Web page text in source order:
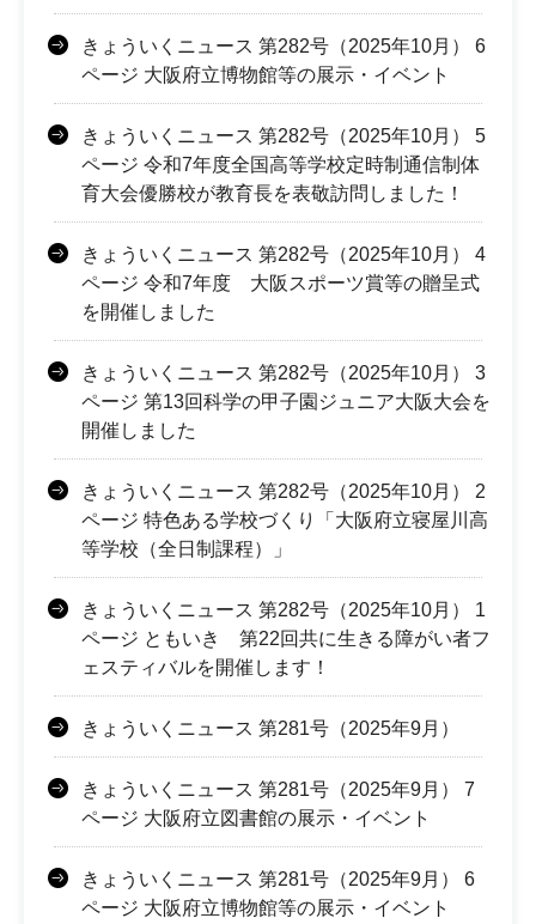
きょういくニュース 第282号（2025年10月） 6
ページ 大阪府立博物館等の展示・イベント
きょういくニュース 第282号（2025年10月） 5
ページ 令和7年度全国高等学校定時制通信制体
育大会優勝校が教育長を表敬訪問しました！
きょういくニュース 第282号（2025年10月） 4
ページ 令和7年度 大阪スポーツ賞等の贈呈式
を開催しました
きょういくニュース 第282号（2025年10月） 3
ページ 第13回科学の甲子園ジュニア大阪大会を
開催しました
きょういくニュース 第282号（2025年10月） 2
ページ 特色ある学校づくり「大阪府立寝屋川高
等学校（全日制課程）」
きょういくニュース 第282号（2025年10月） 1
ページ ともいき 第22回共に生きる障がい者フ
ェスティバルを開催します！
きょういくニュース 第281号（2025年9月）
きょういくニュース 第281号（2025年9月） 7
ページ 大阪府立図書館の展示・イベント
きょういくニュース 第281号（2025年9月） 6
ページ 大阪府立博物館等の展示・イベント